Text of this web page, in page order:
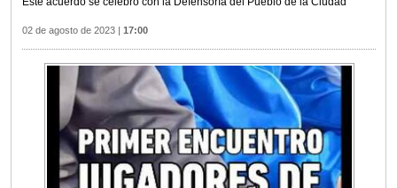
02 de agosto de 2023 | 17:00